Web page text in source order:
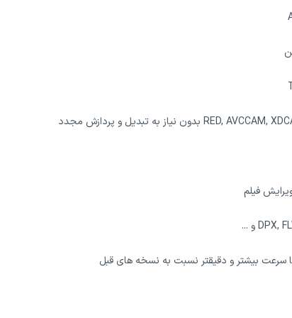
بیشتر و دقیقتر نسبت به نسخه های قبل